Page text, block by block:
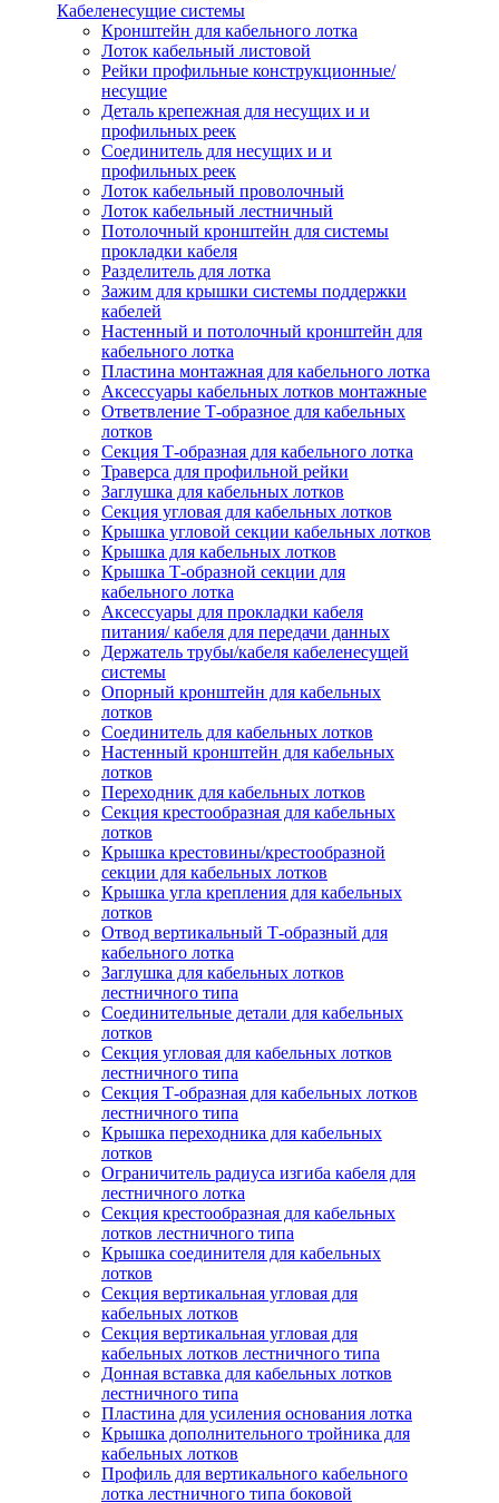
Кабеленесущие системы
Кронштейн для кабельного лотка
Лоток кабельный листовой
Рейки профильные конструкционные/
несущие
Деталь крепежная для несущих и и
профильных реек
Соединитель для несущих и и
профильных реек
Лоток кабельный проволочный
Лоток кабельный лестничный
Потолочный кронштейн для системы
прокладки кабеля
Разделитель для лотка
Зажим для крышки системы поддержки
кабелей
Настенный и потолочный кронштейн для
кабельного лотка
Пластина монтажная для кабельного лотка
Аксессуары кабельных лотков монтажные
Ответвление Т-образное для кабельных
лотков
Секция Т-образная для кабельного лотка
Траверса для профильной рейки
Заглушка для кабельных лотков
Секция угловая для кабельных лотков
Крышка угловой секции кабельных лотков
Крышка для кабельных лотков
Крышка Т-образной секции для
кабельного лотка
Аксессуары для прокладки кабеля
питания/ кабеля для передачи данных
Держатель трубы/кабеля кабеленесущей
системы
Опорный кронштейн для кабельных
лотков
Соединитель для кабельных лотков
Настенный кронштейн для кабельных
лотков
Переходник для кабельных лотков
Секция крестообразная для кабельных
лотков
Крышка крестовины/крестообразной
секции для кабельных лотков
Крышка угла крепления для кабельных
лотков
Отвод вертикальный Т-образный для
кабельного лотка
Заглушка для кабельных лотков
лестничного типа
Соединительные детали для кабельных
лотков
Секция угловая для кабельных лотков
лестничного типа
Секция Т-образная для кабельных лотков
лестничного типа
Крышка переходника для кабельных
лотков
Ограничитель радиуса изгиба кабеля для
лестничного лотка
Секция крестообразная для кабельных
лотков лестничного типа
Крышка соединителя для кабельных
лотков
Секция вертикальная угловая для
кабельных лотков
Секция вертикальная угловая для
кабельных лотков лестничного типа
Донная вставка для кабельных лотков
лестничного типа
Пластина для усиления основания лотка
Крышка дополнительного тройника для
кабельных лотков
Профиль для вертикального кабельного
лотка лестничного типа боковой